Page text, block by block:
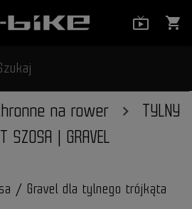
shopping_cart
na rower
TYLNY
SZOSA | GRAVEL
/ Gravel dla tylnego trójkąta